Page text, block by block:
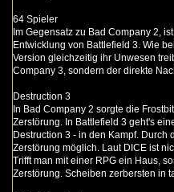
64 Spieler
Im Gegensatz zu Bad Company 2,
Entwicklung von Battlefield 3. Wie
Version gleichzeitig ihr Unwesen
Company 3, sondern der direkte
Destruction 3
In Bad Company 2 sorgte die
Zerstörung. In Battlefield 3 geht's
Destruction 3 - in den Kampf. Durch
Zerstörung möglich. Laut DICE ist
Trifft man mit einer RPG ein Haus,
Zerstörung. Scheiben zerbersten in